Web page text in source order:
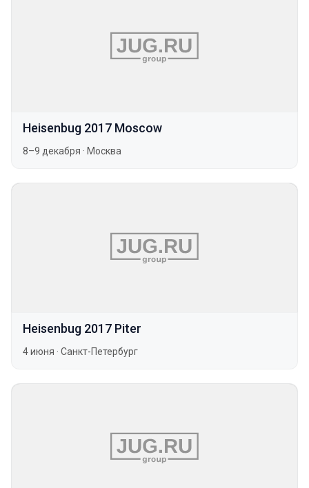
Heisenbug 2017 Moscow
8–9 декабря · Москва
Heisenbug 2017 Piter
4 июня · Санкт-Петербург